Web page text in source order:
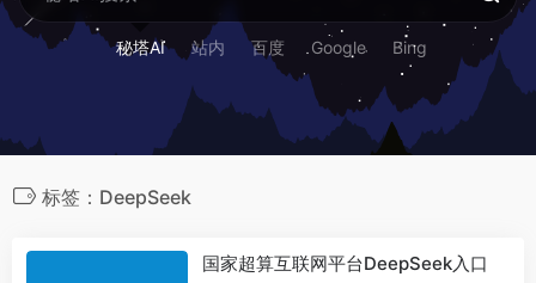
秘塔AI 站内 百度 Google Bing
标签：DeepSeek
国家超算互联网平台DeepSeek入口